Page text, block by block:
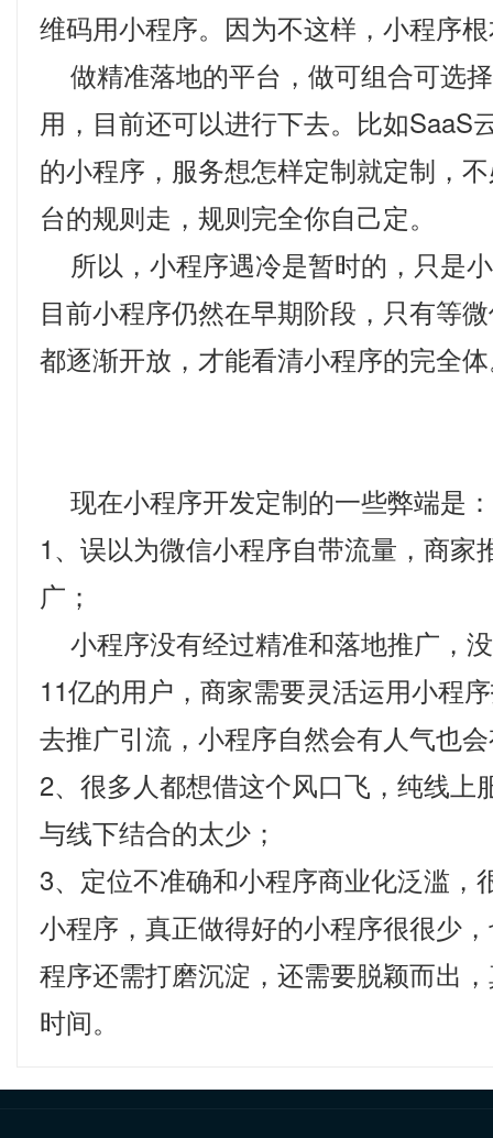
维码用小程序。因为不这样，小程序
做精准落地的平台，做可组合可选
用，目前还可以进行下去。比如SaaS
的小程序，服务想怎样定制就定制，
台的规则走，规则完全你自己定。
所以，小程序遇冷是暂时的，只是
目前小程序仍然在早期阶段，只有等
都逐渐开放，才能看清小程序的完全
现在小程序开发定制的一些弊端是：
1、误以为微信小程序自带流量，商家
广；
小程序没有经过精准和落地推广，
11亿的用户，商家需要灵活运用小程
去推广引流，小程序自然会有人气也
2、很多人都想借这个风口飞，纯线上
与线下结合的太少；
3、定位不准确和小程序商业化泛滥，
小程序，真正做得好的小程序很很少
程序还需打磨沉淀，还需要脱颖而出
时间。